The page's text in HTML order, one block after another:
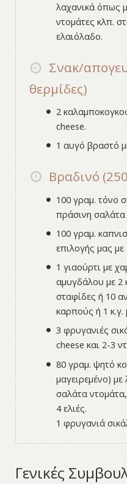
λαχανικά όπως
ντομάτες κλπ.
ελαιόλαδο.
Σνακ/
θερμίδες)
2
cheese.
1 αυγό βραστό
Βραδινό
100 γραμ. τόνο
πράσινη σαλάτα
100 γραμ.
επιλογής μας με
1 γιαούρτι με
αμυγδάλου με 2
σταφίδες ή 10
καρπούς ή 1 κ.γ.
3 φρυγανιές
cheese και 2-3
80 γραμ. ψητό
μαγειρεμένο)
σαλάτα
4 ελιές.
1 φρυγανιά
Γενικές